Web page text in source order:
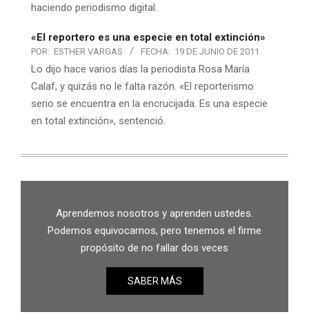
haciendo periodismo digital.
«El reportero es una especie en total extinción»
POR: ESTHER VARGAS FECHA: 19 DE JUNIO DE 2011
Lo dijo hace varios días la periodista Rosa María
Calaf, y quizás no le falta razón. «El reporterismo
serio se encuentra en la encrucijada. Es una especie
en total extinción», sentenció.
Aprendemos nosotros y aprenden ustedes.
Podemos equivocarnos, pero tenemos el firme
propósito de no fallar dos veces
SABER MÁS